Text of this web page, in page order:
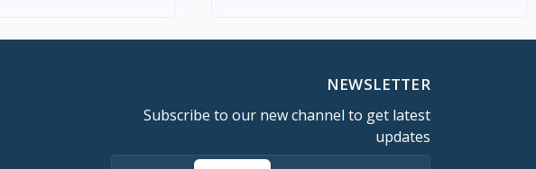
NEWSLETTER
Subscribe to our new channel to get latest
updates